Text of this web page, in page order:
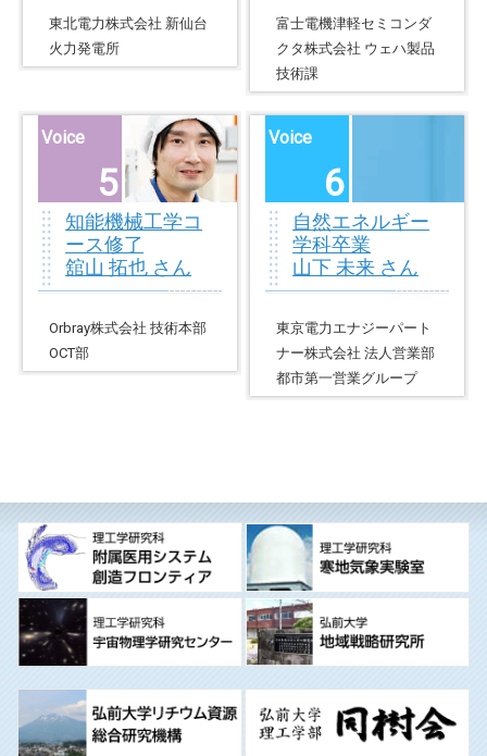
東北電力株式会社 新仙台
火力発電所
富士電機津軽セミコンダ
クタ株式会社 ウェハ製品
技術課
Voice
5
知能機械工学コ
ース修了
舘山 拓也 さん
Orbray株式会社 技術本部
OCT部
Voice
6
自然エネルギー
学科卒業
山下 未来 さん
東京電力エナジーパート
ナー株式会社 法人営業部
都市第一営業グループ